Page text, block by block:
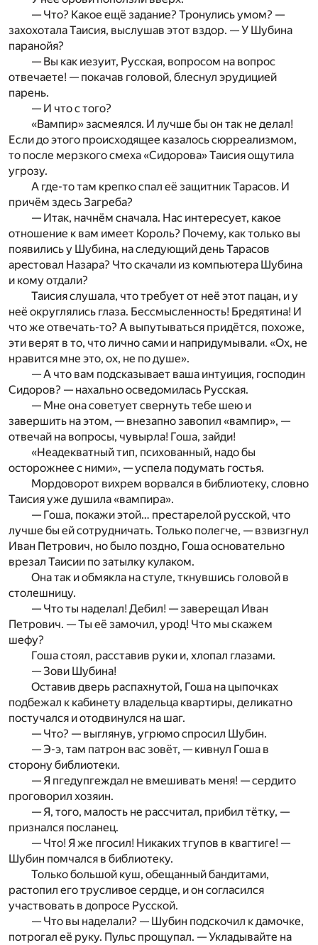
— Что? Какое ещё задание? Тронулись умом? —
захохотала Таисия, выслушав этот вздор. — У Шубина
паранойя?
— Вы как иезуит, Русская, вопросом на вопрос
отвечаете! — покачав головой, блеснул эрудицией
парень.
— И что с того?
«Вампир» засмеялся. И лучше бы он так не делал!
Если до этого происходящее казалось сюрреализмом,
то после мерзкого смеха «Сидорова» Таисия ощутила
угрозу.
А где-то там крепко спал её защитник Тарасов. И
причём здесь Загреба?
— Итак, начнём сначала. Нас интересует, какое
отношение к вам имеет Король? Почему, как только вы
появились у Шубина, на следующий день Тарасов
арестовал Назара? Что скачали из компьютера Шубина
и кому отдали?
Таисия слушала, что требует от неё этот пацан, и у
неё округлялись глаза. Бессмысленность! Бредятина! И
что же отвечать-то? А выпутываться придётся, похоже,
эти верят в то, что лично сами и напридумывали. «Ох, не
нравится мне это, ох, не по душе».
— А что вам подсказывает ваша интуиция, господин
Сидоров? — нахально осведомилась Русская.
— Мне она советует свернуть тебе шею и
завершить на этом, — внезапно завопил «вампир», —
отвечай на вопросы, чувырла! Гоша, зайди!
«Неадекватный тип, психованный, надо бы
осторожнее с ними», — успела подумать гостья.
Мордоворот вихрем ворвался в библиотеку, словно
Таисия уже душила «вампира».
— Гоша, покажи этой… престарелой русской, что
лучше бы ей сотрудничать. Только полегче, — взвизгнул
Иван Петрович, но было поздно, Гоша основательно
врезал Таисии по затылку кулаком.
Она так и обмякла на стуле, ткнувшись головой в
столешницу.
— Что ты наделал! Дебил! — заверещал Иван
Петрович. — Ты её замочил, урод! Что мы скажем
шефу?
Гоша стоял, расставив руки и, хлопал глазами.
— Зови Шубина!
Оставив дверь распахнутой, Гоша на цыпочках
подбежал к кабинету владельца квартиры, деликатно
постучался и отодвинулся на шаг.
— Что? — выглянув, угрюмо спросил Шубин.
— Э-э, там патрон вас зовёт, — кивнул Гоша в
сторону библиотеки.
— Я пгедупгеждал не вмешивать меня! — сердито
проговорил хозяин.
— Я, того, малость не рассчитал, прибил тётку, —
признался посланец.
— Что! Я же пгосил! Никаких тгупов в квагтиге! —
Шубин помчался в библиотеку.
Только большой куш, обещанный бандитами,
растопил его трусливое сердце, и он согласился
участвовать в допросе Русской.
— Что вы наделали? — Шубин подскочил к дамочке,
потрогал её руку. Пульс прощупал. — Укладывайте на